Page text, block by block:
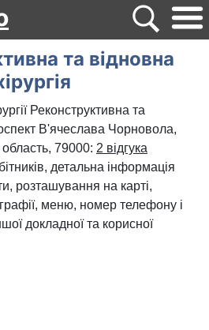
та відновна
Реконструктивна та
В'ячеслава Чорновола,
79000: 2 відгука
детальна інформація
розташування на карті,
меню, номер телефону і
докладної та корисної